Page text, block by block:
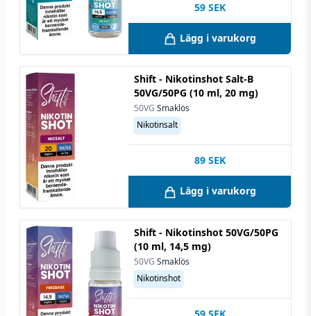
59 SEK
Lägg i varukorg
Shift - Nikotinshot Salt-B
50VG/50PG (10 ml, 20 mg)
50VG Smaklös
Nikotinsalt
89 SEK
Lägg i varukorg
Shift - Nikotinshot 50VG/50PG
(10 ml, 14,5 mg)
50VG Smaklös
Nikotinshot
59 SEK